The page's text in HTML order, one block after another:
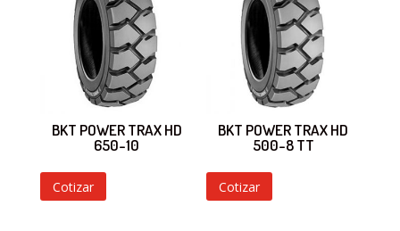
BKT POWER TRAX HD
650-10
Cotizar
BKT POWER TRAX HD
500-8 TT
Cotizar